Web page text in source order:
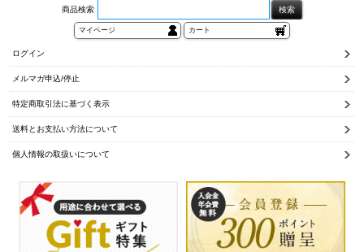
商品検索
マイページ カート
ログイン
メルマガ申込/停止
特定商取引法に基づく表示
送料とお支払い方法について
個人情報の取扱いについて